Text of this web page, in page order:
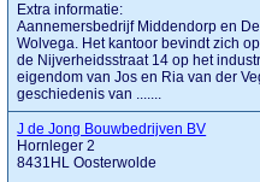
Extra informatie:
Aannemersbedrijf Middendorp en
Wolvega. Het kantoor bevindt zich
de Nijverheidsstraat 14 op het
eigendom van Jos en Ria van der
geschiedenis van .......
J de Jong Bouwbedrijven BV
Hornleger 2
8431HL Oosterwolde